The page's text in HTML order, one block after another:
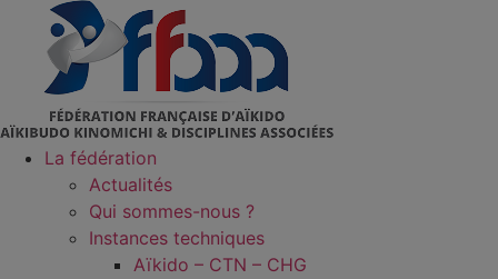
contenu
La fédération
Actualités
Qui sommes-nous ?
Instances techniques
Aïkido – CTN – CHG